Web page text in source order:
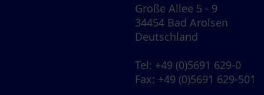
Große Allee 5 - 9
34454 Bad Arolsen
Deutschland
Tel: +49 (0)5691 629-0
Fax: +49 (0)5691 629-501